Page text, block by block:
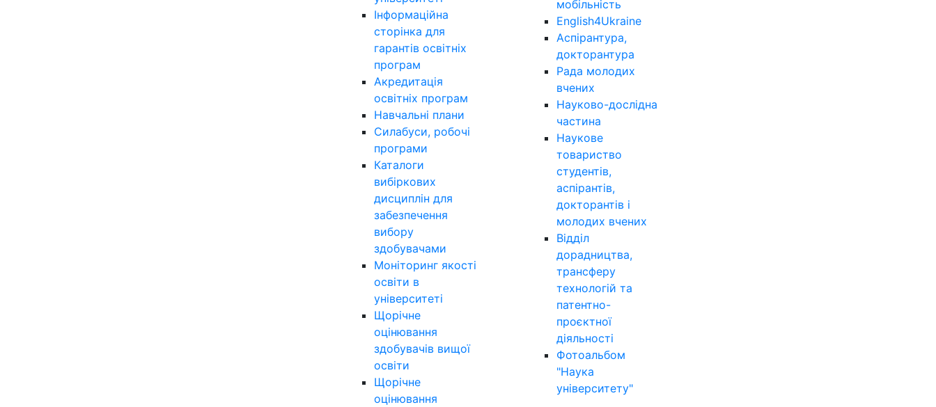
Інформаційна
сторінка для
гарантів освітніх
програм
Акредитація
освітніх програм
Навчальні плани
Силабуси, робочі
програми
Каталоги
вибіркових
дисциплін для
забезпечення
вибору
здобувачами
Моніторинг якості
освіти в
університеті
Щорічне
оцінювання
здобувачів вищої
освіти
Щорічне
оцінювання
мобільність
English4Ukraine
Аспірантура,
докторантура
Рада молодих
вчених
Науково-дослідна
частина
Наукове
товариство
студентів,
аспірантів,
докторантів і
молодих вчених
Відділ
дорадництва,
трансферу
технологій та
патентно-
проєктної
діяльності
Фотоальбом
"Наука
університету"